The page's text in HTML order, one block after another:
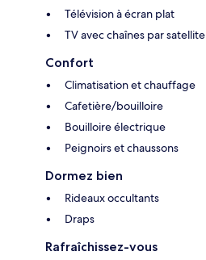
Télévision à écran plat
TV avec chaînes par satellite
Confort
Climatisation et chauffage
Cafetière/bouilloire
Bouilloire électrique
Peignoirs et chaussons
Dormez bien
Rideaux occultants
Draps
Rafraîchissez-vous